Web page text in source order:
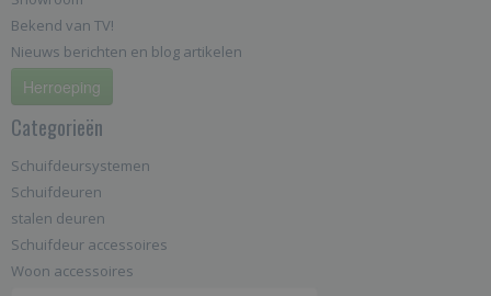
Bekend van TV!
Nieuws berichten en blog artikelen
Herroeping
Categorieën
Schuifdeursystemen
Schuifdeuren
stalen deuren
Schuifdeur accessoires
Woon accessoires